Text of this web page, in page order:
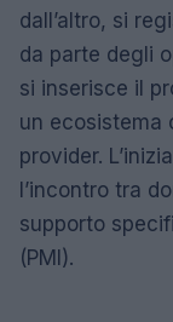
dall’altro, si
da parte degli
si inserisce il
un ecosistema
provider.
l’incontro tra
supporto
(PMI).